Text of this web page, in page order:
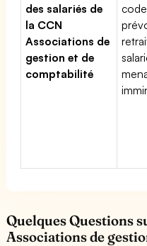
des salariés de
la CCN
Associations de
gestion et de
comptabilité
Quelques Questions
Associations de